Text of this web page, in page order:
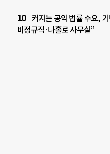
커지는 공익 법률 수요,
비정규직·나홀로 사무실”